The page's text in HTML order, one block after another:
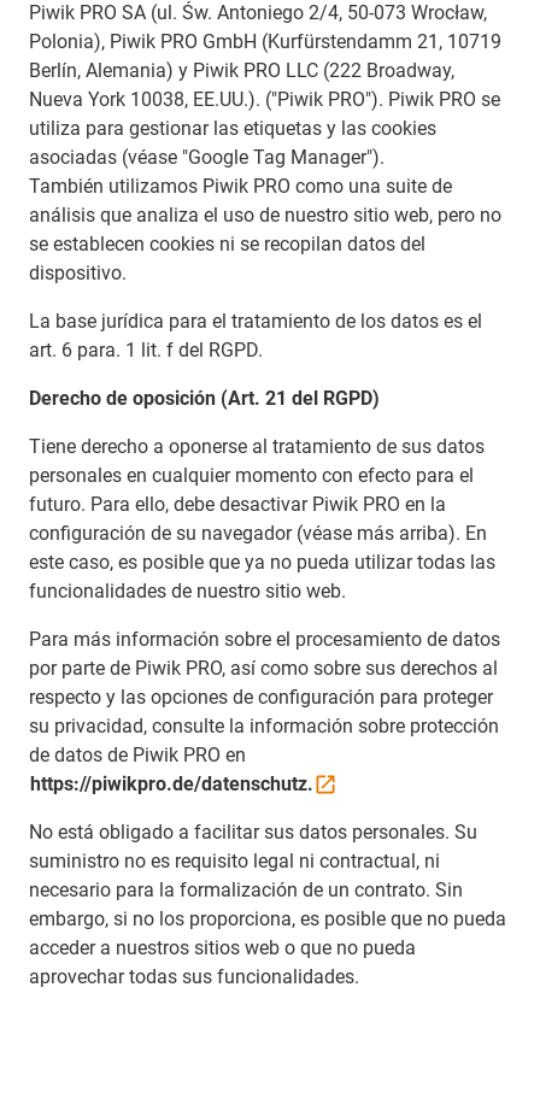
Piwik PRO SA (ul. Św. Antoniego 2/4, 50-073 Wrocław,
Polonia), Piwik PRO GmbH (Kurfürstendamm 21, 10719
Berlín, Alemania) y Piwik PRO LLC (222 Broadway,
Nueva York 10038, EE.UU.). ("Piwik PRO"). Piwik PRO se
utiliza para gestionar las etiquetas y las cookies
asociadas (véase "Google Tag Manager").
También utilizamos Piwik PRO como una suite de
análisis que analiza el uso de nuestro sitio web, pero no
se establecen cookies ni se recopilan datos del
dispositivo.
La base jurídica para el tratamiento de los datos es el
art. 6 para. 1 lit. f del RGPD.
Derecho de oposición (Art. 21 del RGPD)
Tiene derecho a oponerse al tratamiento de sus datos
personales en cualquier momento con efecto para el
futuro. Para ello, debe desactivar Piwik PRO en la
configuración de su navegador (véase más arriba). En
este caso, es posible que ya no pueda utilizar todas las
funcionalidades de nuestro sitio web.
Para más información sobre el procesamiento de datos
por parte de Piwik PRO, así como sobre sus derechos al
respecto y las opciones de configuración para proteger
su privacidad, consulte la información sobre protección
de datos de Piwik PRO en
https://piwikpro.de/datenschutz.
No está obligado a facilitar sus datos personales. Su
suministro no es requisito legal ni contractual, ni
necesario para la formalización de un contrato. Sin
embargo, si no los proporciona, es posible que no pueda
acceder a nuestros sitios web o que no pueda
aprovechar todas sus funcionalidades.